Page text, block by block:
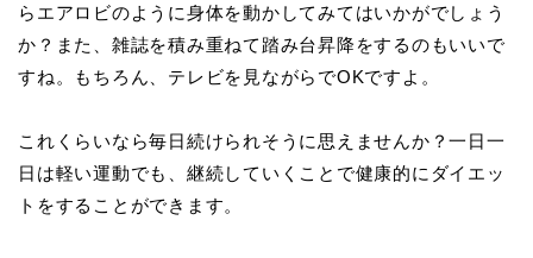
らエアロビのように身体を動かしてみてはいかがでしょう
か？また、雑誌を積み重ねて踏み台昇降をするのもいいで
すね。もちろん、テレビを見ながらでOKですよ。
これくらいなら毎日続けられそうに思えませんか？一日一
日は軽い運動でも、継続していくことで健康的にダイエッ
トをすることができます。